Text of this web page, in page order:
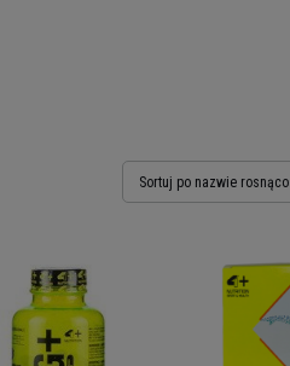
Sortuj po nazwie rosnąco